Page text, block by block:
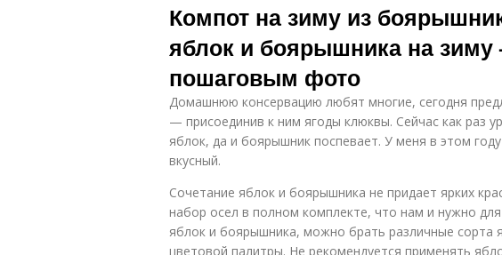
Компот на зиму из
яблок и боярышника на зиму
пошаговым фото
Домашнюю консервацию любят многие, сегодня
— присоединив к ним ягоды клюквы. Сейчас как раз
яблок, да и боярышник поспевает. У меня в этом
вкусный.
Сочетание яблок и боярышника не придает ярких
набор осел в полном комплекте, что нам и нужно
яблок и боярышника, можно брать различные сорта
цветовой палитры. Не рекомендуется применять